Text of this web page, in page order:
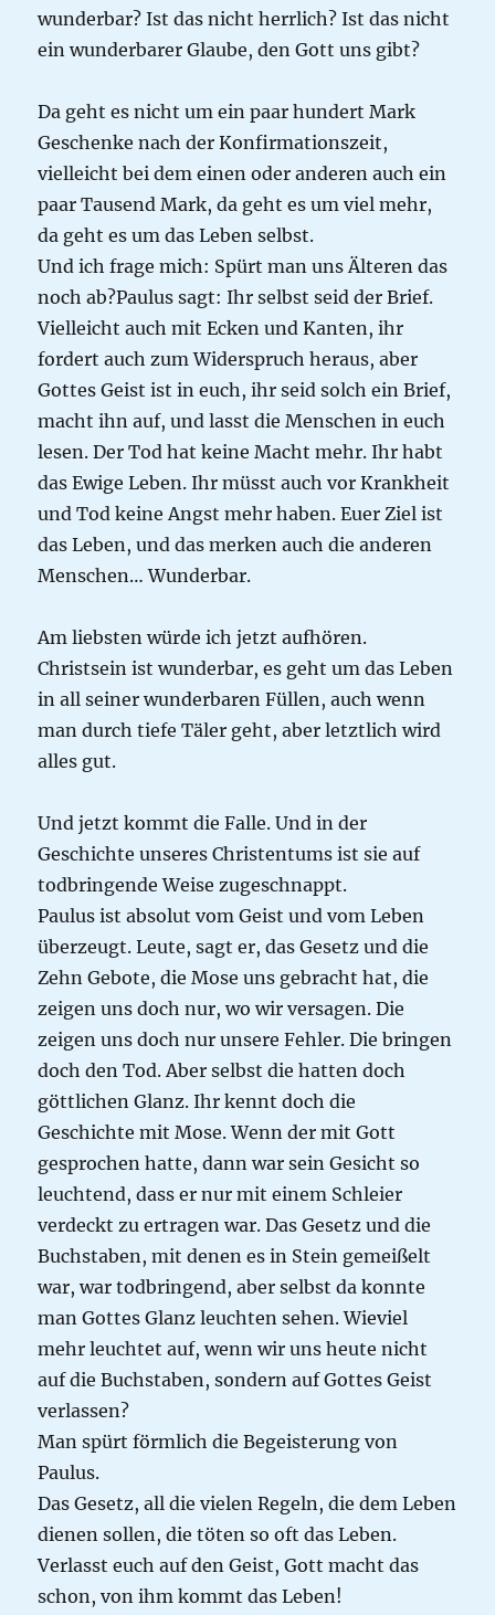
wunderbar? Ist das nicht herrlich? Ist das nicht
ein wunderbarer Glaube, den Gott uns gibt?
Da geht es nicht um ein paar hundert Mark
Geschenke nach der Konfirmationszeit,
vielleicht bei dem einen oder anderen auch ein
paar Tausend Mark, da geht es um viel mehr,
da geht es um das Leben selbst.
Und ich frage mich: Spürt man uns Älteren das
noch ab?Paulus sagt: Ihr selbst seid der Brief.
Vielleicht auch mit Ecken und Kanten, ihr
fordert auch zum Widerspruch heraus, aber
Gottes Geist ist in euch, ihr seid solch ein Brief,
macht ihn auf, und lasst die Menschen in euch
lesen. Der Tod hat keine Macht mehr. Ihr habt
das Ewige Leben. Ihr müsst auch vor Krankheit
und Tod keine Angst mehr haben. Euer Ziel ist
das Leben, und das merken auch die anderen
Menschen… Wunderbar.
Am liebsten würde ich jetzt aufhören.
Christsein ist wunderbar, es geht um das Leben
in all seiner wunderbaren Füllen, auch wenn
man durch tiefe Täler geht, aber letztlich wird
alles gut.
Und jetzt kommt die Falle. Und in der
Geschichte unseres Christentums ist sie auf
todbringende Weise zugeschnappt.
Paulus ist absolut vom Geist und vom Leben
überzeugt. Leute, sagt er, das Gesetz und die
Zehn Gebote, die Mose uns gebracht hat, die
zeigen uns doch nur, wo wir versagen. Die
zeigen uns doch nur unsere Fehler. Die bringen
doch den Tod. Aber selbst die hatten doch
göttlichen Glanz. Ihr kennt doch die
Geschichte mit Mose. Wenn der mit Gott
gesprochen hatte, dann war sein Gesicht so
leuchtend, dass er nur mit einem Schleier
verdeckt zu ertragen war. Das Gesetz und die
Buchstaben, mit denen es in Stein gemeißelt
war, war todbringend, aber selbst da konnte
man Gottes Glanz leuchten sehen. Wieviel
mehr leuchtet auf, wenn wir uns heute nicht
auf die Buchstaben, sondern auf Gottes Geist
verlassen?
Man spürt förmlich die Begeisterung von
Paulus.
Das Gesetz, all die vielen Regeln, die dem Leben
dienen sollen, die töten so oft das Leben.
Verlasst euch auf den Geist, Gott macht das
schon, von ihm kommt das Leben!